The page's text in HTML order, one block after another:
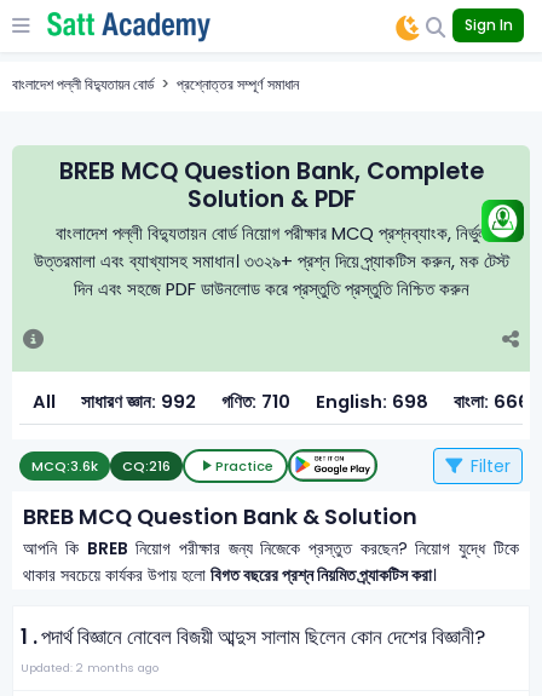
Sign In
বাংলাদেশ পল্লী বিদ্যুতায়ন বোর্ড প্রশ্নোত্তর সম্পূর্ণ সমাধান
BREB MCQ Question Bank, Complete
Solution & PDF
বাংলাদেশ পল্লী বিদ্যুতায়ন বোর্ড নিয়োগ পরীক্ষার MCQ প্রশ্নব্যাংক, নির্ভুল
উত্তরমালা এবং ব্যাখ্যাসহ সমাধান। ৩৩২৯+ প্রশ্ন দিয়ে প্র্যাকটিস করুন, মক টেস্ট
দিন এবং সহজে PDF ডাউনলোড করে প্রস্তুতি প্রস্তুতি নিশ্চিত করুন
All সাধারণ জ্ঞান: 992 গণিত: 710 English: 698 বাংলা: 666
MCQ:3.6k CQ:216 Practice Filter
BREB MCQ Question Bank & Solution
আপনি কি BREB নিয়োগ পরীক্ষার জন্য নিজেকে প্রস্তুত করছেন? নিয়োগ যুদ্ধে টিকে
থাকার সবচেয়ে কার্যকর উপায় হলোবিগত বছরের প্রশ্ন নিয়মিত প্র্যাকটিস করা।
1 .পদার্থ বিজ্ঞানে নোবেল বিজয়ী আব্দুস সালাম ছিলেন কোন দেশের বিজ্ঞানী?
Updated: 2 months ago